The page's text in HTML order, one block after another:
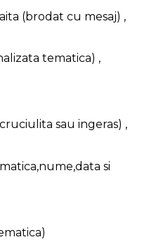
(brodat cu mesaj) ,
tematica) ,
sau ingeras) ,
si